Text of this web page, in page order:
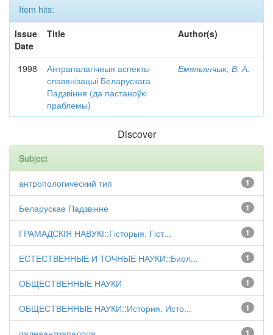
Item hits:
Issue
Date
Title Author(s)
1998
Антрапалагічныя аспекты
славянізацыі Беларускага
Падзвіння (да пастаноўкі
праблемы)
Емяльянчык, В. А.
Discover
Subject
1
антропологический тип
1
Беларускае Падзвінне
1
ГРАМАДСКІЯ НАВУКІ::Гісторыя. Гіст...
1
ЕСТЕСТВЕННЫЕ И ТОЧНЫЕ НАУКИ::Биол...
1
ОБЩЕСТВЕННЫЕ НАУКИ
1
ОБЩЕСТВЕННЫЕ НАУКИ::История. Исто...
1